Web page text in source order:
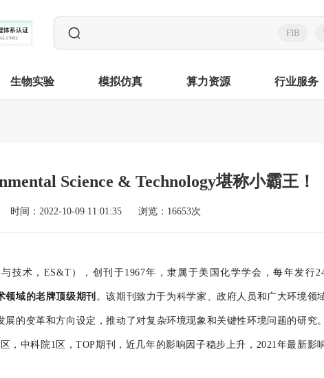
FIB
生物实验 模拟仿真 算力资源 行业服务
Science & Technology堪称小霸王！
时间：2022-10-09 11:01:35 浏览：16653次
技术，ES&T），创刊于1967年，隶属于美国化学学会，每年发行
领域的老牌顶级期刊 。该期刊致力于为科学家、政府人员和广大环境领
的变革和方向设定，推动了对复杂环境现象和关键性环境问题的研究
，中科院1区，TOP期刊，近几年的影响因子稳步上升，2021年最新影